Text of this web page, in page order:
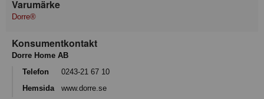
Varumärke
Dorre®
Konsumentkontakt
Dorre Home AB
Telefon
0243-21 67 10
Hemsida
www.dorre.se